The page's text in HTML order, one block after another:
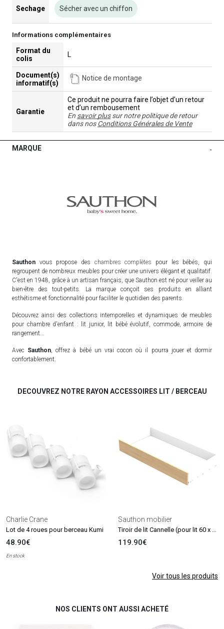
Sechage Sécher avec un chiffon
Informations complémentaires
Format du
colis
L
Document(s)
informatif(s)
Notice de montage
Garantie
Ce produit ne pourra faire l’objet d’un retour
et d’un rembousement
En savoir plussur notre politique de retour
dans nosConditions Générales de Vente
MARQUE -
Sauthon vous propose des chambres complètes pour les bébés, qui
regroupent de nombreux meubles pour créer une univers élégant et qualitatif.
C'est en 1948, grâce à un artisan français, que Sauthon est né pour veiller au
bien-être des tout-petits. La marque conçoit ses produits en alliant
esthétisme et fonctionnalité pour faciliter le quotidien des parents.
Découvrez ainsi des collections intemporelles et dynamiques de meubles
pour chambre d'enfant : lit junior, lit bébé évolutif, commode, armoire de
rangement...
Avec Sauthon , offrez à bébé un vrai cocon où il pourra jouer et dormir
confortablement.
DECOUVREZ NOTRE RAYON ACCESSOIRES LIT / BERCEAU
Charlie Crane
Lot de 4 roues pour berceau Kumi
48.90€
En stock
Sauthon mobilier
119.90€
Voir tous les produits
NOS CLIENTS ONT AUSSI ACHETÉ